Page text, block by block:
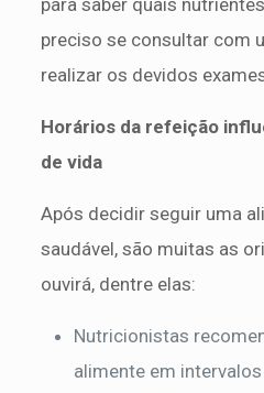
preciso se consultar com
realizar os devidos
Horários da refeição
de vida
Após decidir seguir uma
saudável, são muitas as
ouvirá, dentre elas:
Nutricionistas
alimente em